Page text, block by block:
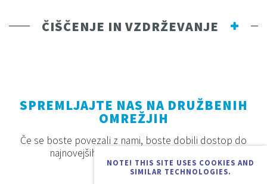
ČIŠČENJE IN VZDRŽEVANJE
NOTE! THIS SITE USES COOKIES AND
SIMILAR TECHNOLOGIES.
SPREMLJAJTE NAS NA DRUŽBENIH
OMREŽJIH
Če se boste povezali z nami, boste dobili dostop do
najnovejših proizvodov, akcij in novosti.